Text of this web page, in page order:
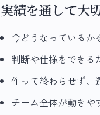
実績を通して大
今どうなっているか
判断や仕様をできる
作って終わらせず、
チーム全体が動きや